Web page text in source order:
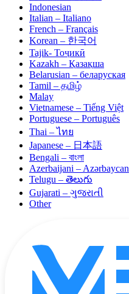
Indonesian
Italian – Italiano
French – Français
Korean – 한국어
Tajik- Тоҷикӣ
Kazakh – Қазақша
Belarusian – беларуская
Tamil – தமிழ்
Malay
Vietnamese – Tiếng Việt
Portuguese – Português
Thai – ไทย
Japanese – 日本語
Bengali – বাংলা
Azerbaijani – Azərbaycan
Telugu – తెలుగు
Gujarati – ગુજરાતી
Other